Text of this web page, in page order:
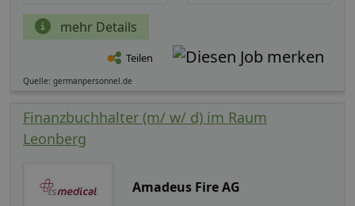
mehr Details
Teilen
Quelle: germanpersonnel.de
Finanzbuchhalter (m/ w/ d) im Raum
Leonberg
Amadeus Fire AG